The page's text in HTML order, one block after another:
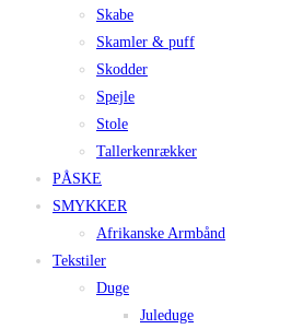
Skabe
Skamler & puff
Skodder
Spejle
Stole
Tallerkenrækker
PÅSKE
SMYKKER
Afrikanske Armbånd
Tekstiler
Duge
Juleduge